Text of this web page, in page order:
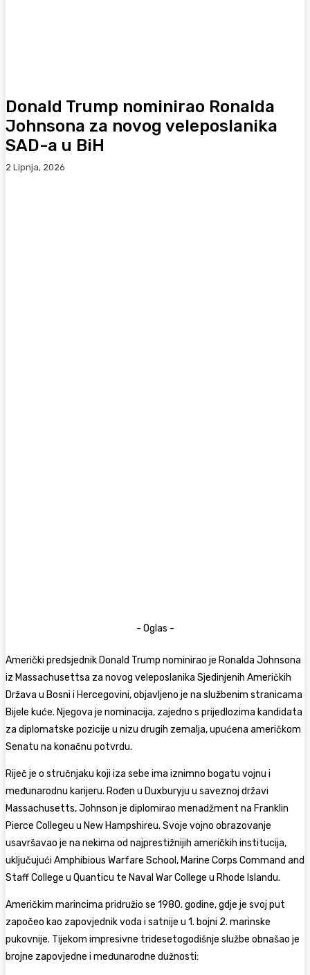
Donald Trump nominirao Ronalda
Johnsona za novog veleposlanika
SAD-a u BiH
2 Lipnja, 2026
- Oglas -
Američki predsjednik Donald Trump nominirao je Ronalda Johnsona
iz Massachusettsa za novog veleposlanika Sjedinjenih Američkih
Država u Bosni i Hercegovini, objavljeno je na službenim stranicama
Bijele kuće. Njegova je nominacija, zajedno s prijedlozima kandidata
za diplomatske pozicije u nizu drugih zemalja, upućena američkom
Senatu na konačnu potvrdu.
Riječ je o stručnjaku koji iza sebe ima iznimno bogatu vojnu i
međunarodnu karijeru. Rođen u Duxburyju u saveznoj državi
Massachusetts, Johnson je diplomirao menadžment na Franklin
Pierce Collegeu u New Hampshireu. Svoje vojno obrazovanje
usavršavao je na nekima od najprestižnijih američkih institucija,
uključujući Amphibious Warfare School, Marine Corps Command and
Staff College u Quanticu te Naval War College u Rhode Islandu.
Američkim marincima pridružio se 1980. godine, gdje je svoj put
započeo kao zapovjednik voda i satnije u 1. bojni 2. marinske
pukovnije. Tijekom impresivne tridesetogodišnje službe obnašao je
brojne zapovjedne i međunarodne dužnosti: